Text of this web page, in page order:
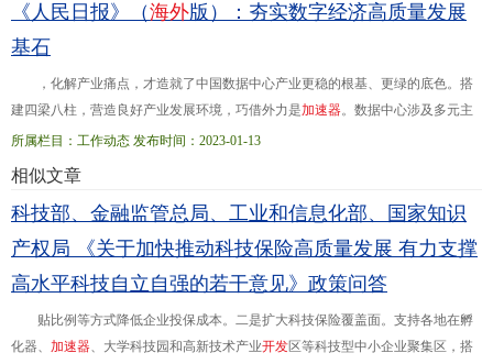
《人民日报》（海外版）：夯实数字经济高质量发展
基石
，化解产业痛点，才造就了中国数据中心产业更稳的根基、更绿的底色。搭
建四梁八柱，营造良好产业发展环境，巧借外力是加速器。数据中心涉及多元主
体，无论育龙头、促转型，还是筑基础、强集群，都需要科学引导和有力支持。
良好的外部环境如...全面启动，多领域融合创新成果加速涌现，共同汇聚成数据
态，就一定能形成打造新型智能算力生态体系的合力，从而有效支撑各领域数字
化转型，为经济社会高质量发展提供源源不断的新动能。（2023年01月13日人民
所属栏目：工作动态 发布时间：2023-01-13
相似文章
科技部、金融监管总局、工业和信息化部、国家知识
产权局 《关于加快推动科技保险高质量发展 有力支撑
高水平科技自立自强的若干意见》政策问答
贴比例等方式降低企业投保成本。二是扩大科技保险覆盖面。支持各地在孵
化器、 加速器、大学科技园和高新技术产业开发区等科技型中小企业聚集区，搭